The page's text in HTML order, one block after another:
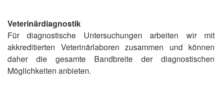
Veterinärdiagnostik
Für diagnostische Untersuchungen arbeiten wir mit
akkreditierten Veterinärlaboren zusammen und können
daher die gesamte Bandbreite der diagnostischen
Möglichkeiten anbieten.